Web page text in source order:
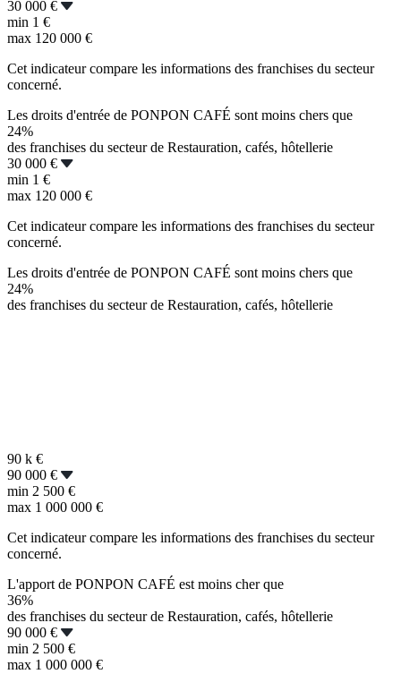
30 000 €
min 1 €
max 120 000 €
Cet indicateur compare les informations des franchises du secteur
concerné.
Les droits d'entrée de PONPON CAFÉ sont moins chers que
24%
des franchises du secteur de Restauration, cafés, hôtellerie
30 000 €
min 1 €
max 120 000 €
Cet indicateur compare les informations des franchises du secteur
concerné.
Les droits d'entrée de PONPON CAFÉ sont moins chers que
24%
des franchises du secteur de Restauration, cafés, hôtellerie
90 k €
90 000 €
min 2 500 €
max 1 000 000 €
Cet indicateur compare les informations des franchises du secteur
concerné.
L'apport de PONPON CAFÉ est moins cher que
36%
des franchises du secteur de Restauration, cafés, hôtellerie
90 000 €
min 2 500 €
max 1 000 000 €